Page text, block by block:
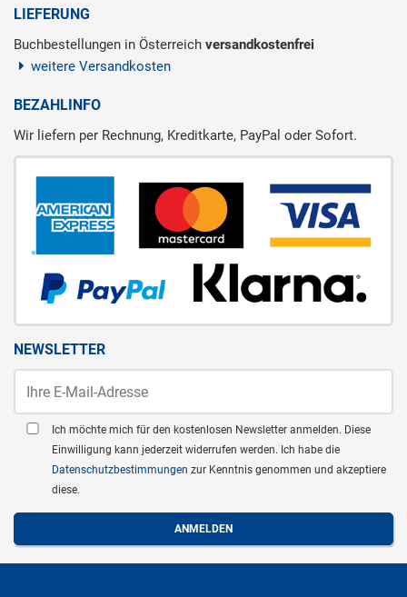
LIEFERUNG
Buchbestellungen in Österreich versandkostenfrei
weitere Versandkosten
BEZAHLINFO
Wir liefern per Rechnung, Kreditkarte, PayPal oder Sofort.
NEWSLETTER
Ich möchte mich für den kostenlosen Newsletter anmelden. Diese
Einwilligung kann jederzeit widerrufen werden. Ich habe die
Datenschutzbestimmungen zur Kenntnis genommen und akzeptiere
diese.